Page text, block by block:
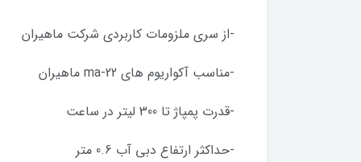
-از سری ملزومات کاربردی شرکت ماهیران
-مناسب آکواریوم های ma-22 ماهیران
-قدرت پمپاژ تا 300 لیتر در ساعت
-حداکثر ارتفاع دبی آب 0.6 متر